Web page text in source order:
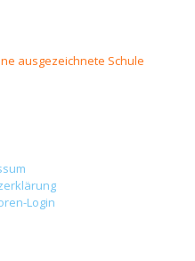
ausgezeichnete Schule
Login